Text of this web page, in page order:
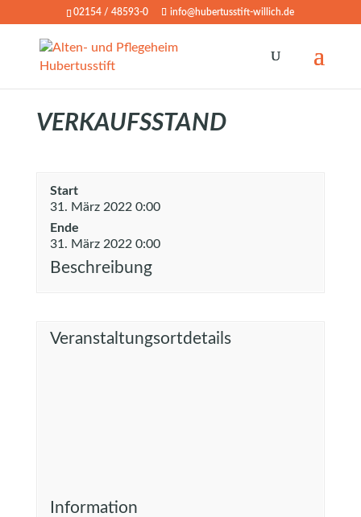
02154 / 48593-0 info@hubertusstift-willich.de
VERKAUFSSTAND
Start
31. März 2022 0:00
Ende
31. März 2022 0:00
Beschreibung
Veranstaltungsortdetails
Information